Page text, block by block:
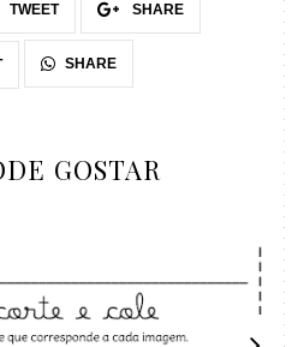
TWEET SHARE
SHARE
GOSTAR